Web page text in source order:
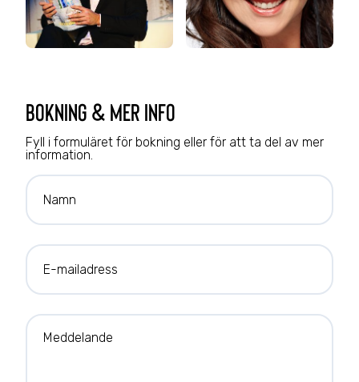
bokning & mer info
Fyll i formuläret för bokning eller för att ta del av mer
information.
Namn
E-mailadress
Meddelande